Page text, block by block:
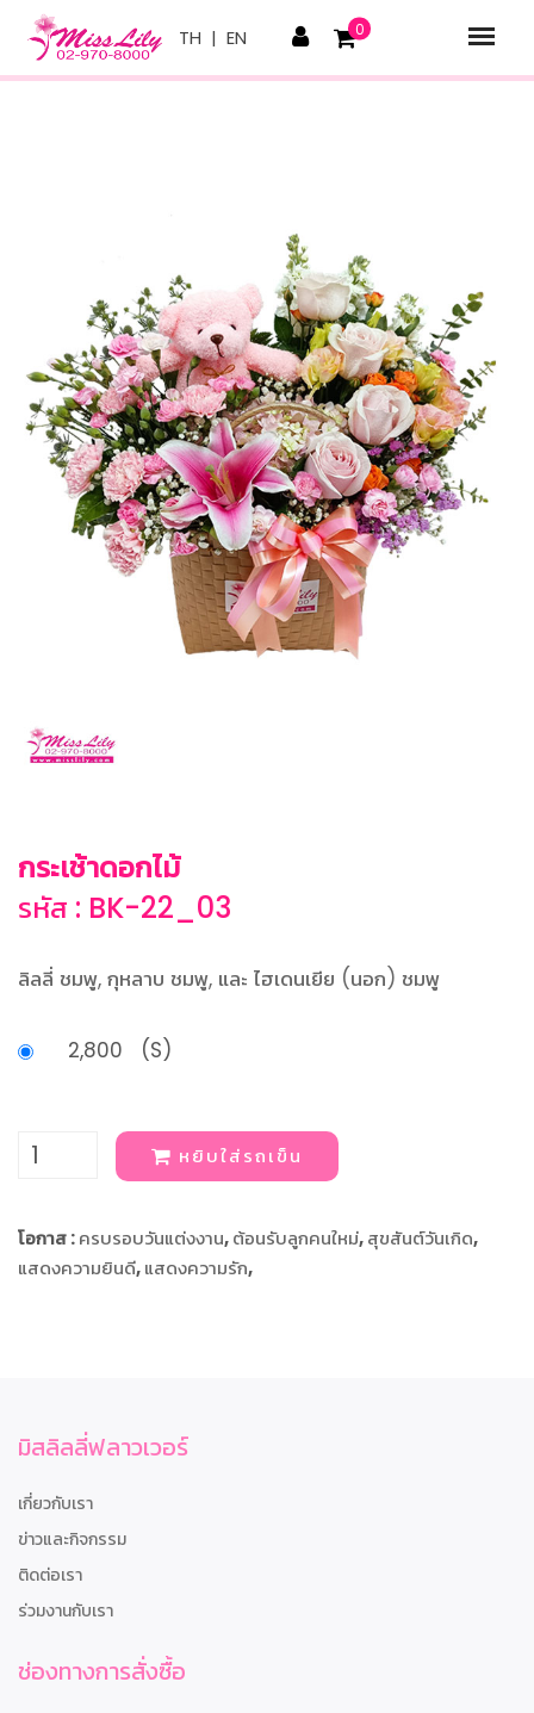
TH | EN 0
กระเช้าดอกไม้
รหัส : BK-22_03
ลิลลี่ ชมพู, กุหลาบ ชมพู, และ ไฮเดนเยีย (นอก) ชมพู
2,800 (S)
หยิบใส่รถเข็น
โอกาส :ครบรอบวันแต่งงาน,ต้อนรับลูกคนใหม่,สุขสันต์วันเกิด,
แสดงความยินดี,แสดงความรัก,
มิสลิลลี่ฟลาวเวอร์
เกี่ยวกับเรา
ข่าวและกิจกรรม
ติดต่อเรา
ร่วมงานกับเรา
ช่องทางการสั่งซื้อ